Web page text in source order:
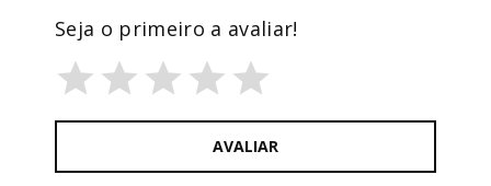
Seja o primeiro a avaliar!
AVALIAR